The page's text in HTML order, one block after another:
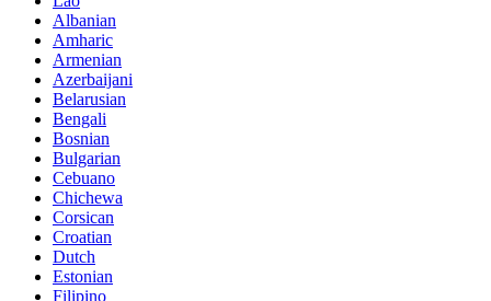
Albanian
Amharic
Armenian
Azerbaijani
Belarusian
Bengali
Bosnian
Bulgarian
Cebuano
Chichewa
Corsican
Croatian
Dutch
Estonian
Filipino